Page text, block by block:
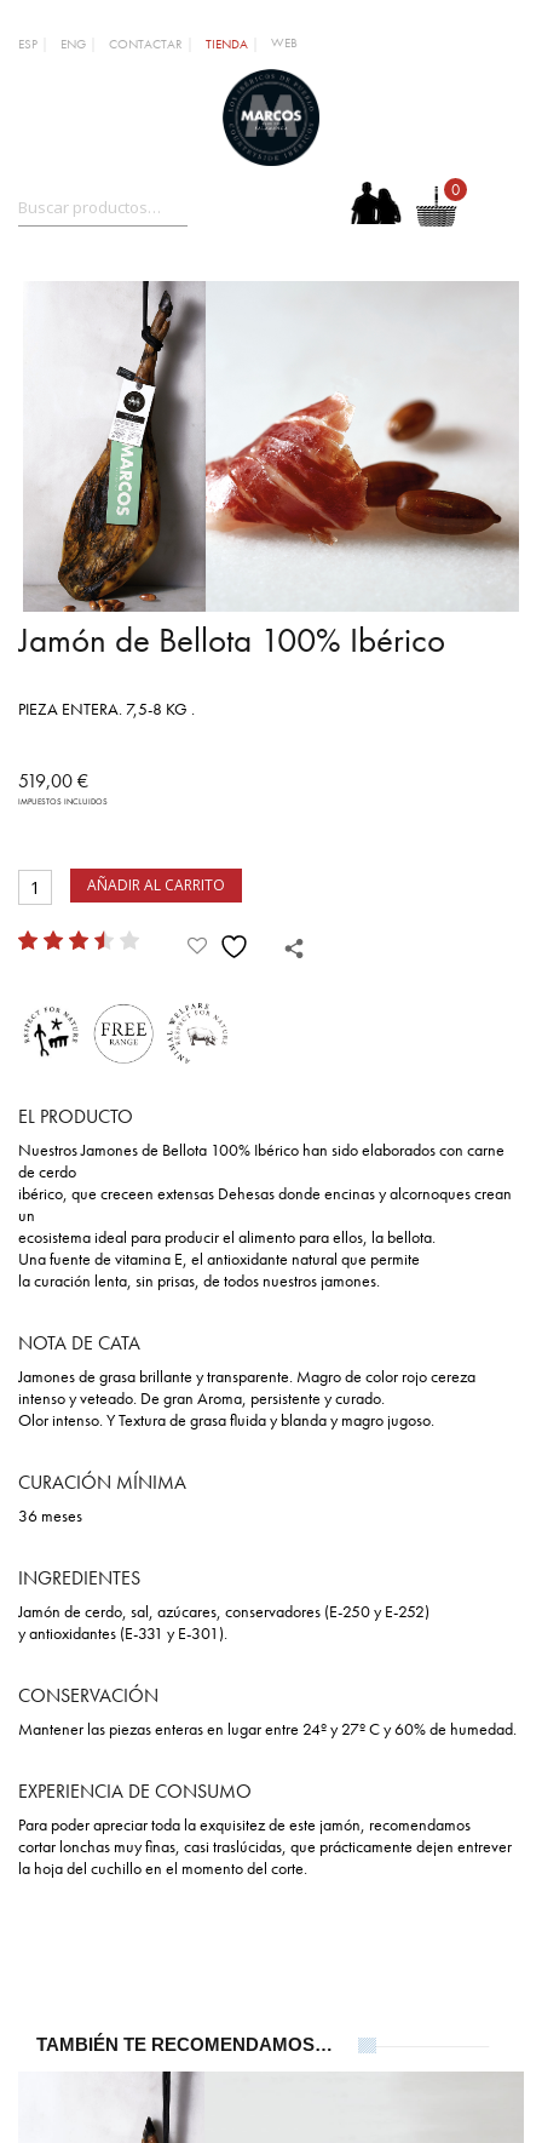
ESP ENG CONTACTAR TIENDA WEB
0
Jamón de Bellota 100% Ibérico
PIEZA ENTERA. 7,5-8 KG .
519,00€
IMPUESTOS INCLUIDOS
AÑADIR AL CARRITO
EL PRODUCTO
Nuestros Jamones de Bellota 100% Ibérico han sido elaborados con carne
de cerdo
ibérico, que creceen extensas Dehesas donde encinas y alcornoques crean
un
ecosistema ideal para producir el alimento para ellos, la bellota.
Una fuente de vitamina E, el antioxidante natural que permite
la curación lenta, sin prisas, de todos nuestros jamones.
NOTA DE CATA
Jamones de grasa brillante y transparente. Magro de color rojo cereza
intenso y veteado. De gran Aroma, persistente y curado.
Olor intenso. Y Textura de grasa fluida y blanda y magro jugoso.
CURACIÓN MÍNIMA
36 meses
INGREDIENTES
Jamón de cerdo, sal, azúcares, conservadores (E-250 y E-252)
y antioxidantes (E-331 y E-301).
CONSERVACIÓN
Mantener las piezas enteras en lugar entre 24º y 27º C y 60% de humedad.
EXPERIENCIA DE CONSUMO
Para poder apreciar toda la exquisitez de este jamón, recomendamos
cortar lonchas muy finas, casi traslúcidas, que prácticamente dejen entrever
la hoja del cuchillo en el momento del corte.
TAMBIÉN TE RECOMENDAMOS…